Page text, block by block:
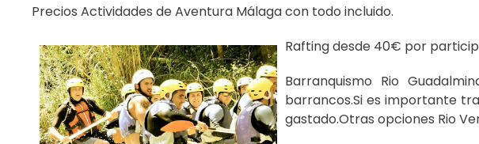
Precios Actividades de Aventura Málaga con todo incluido.
Rafting desde 40€ por
Barranquismo Rio
barrancos.Si es importante
gastado.Otras opciones Rio